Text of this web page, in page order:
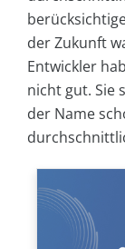
der Zukunft
Entwickler
nicht gut. Sie
der Name